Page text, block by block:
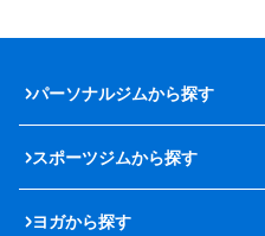
パーソナルジムから探す
スポーツジムから探す
ヨガから探す